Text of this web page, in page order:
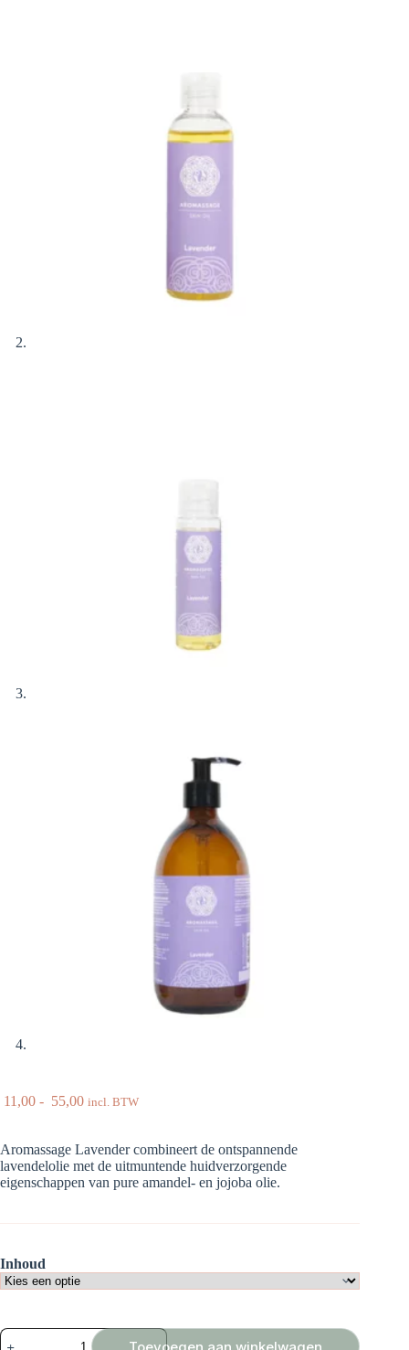
11,00 - 55,00Prijsklasse:
€ 55,00
incl. BTW
Aromassage Lavender combineert de ontspannende
lavendelolie met de uitmuntende huidverzorgende
eigenschappen van pure amandel- en jojoba olie.
Inhoud
Aromassage
Toevoegen aan winkelwagen